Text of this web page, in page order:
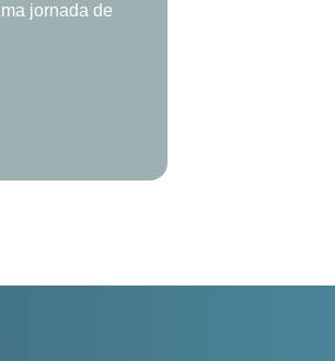
jornada de